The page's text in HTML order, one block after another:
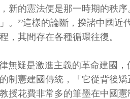
新的憲法便是那一時期的秩
。²²這樣的論斷， 揆諸中國近
，其間存在各種循環往復。
無疑是激進主義的革命建國，
制憲建國傳統，「 它從背後
授花費非常多的筆墨在中國